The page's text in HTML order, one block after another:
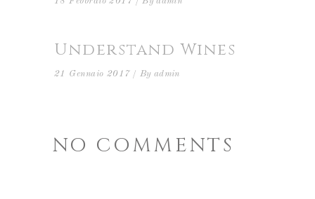
Understand Wines
21 Gennaio 2017 By admin
NO COMMENTS